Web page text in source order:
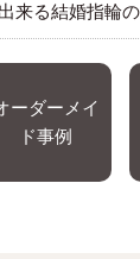
来る結婚指輪
ーダーメイ
ド事例